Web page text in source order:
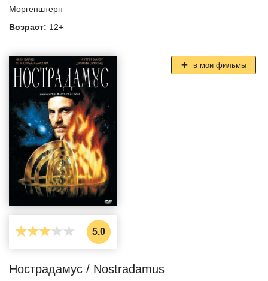
Моргенштерн
Возраст: 12+
5.0
Нострадамус / Nostradamus
в мои фильмы